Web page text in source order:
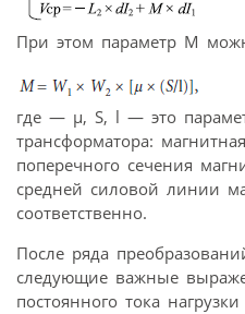
При этом параметр M
где — μ, S, l — это
трансформатора:
поперечного сечения
средней силовой линии
соответственно.
После ряда
следующие важные
постоянного тока